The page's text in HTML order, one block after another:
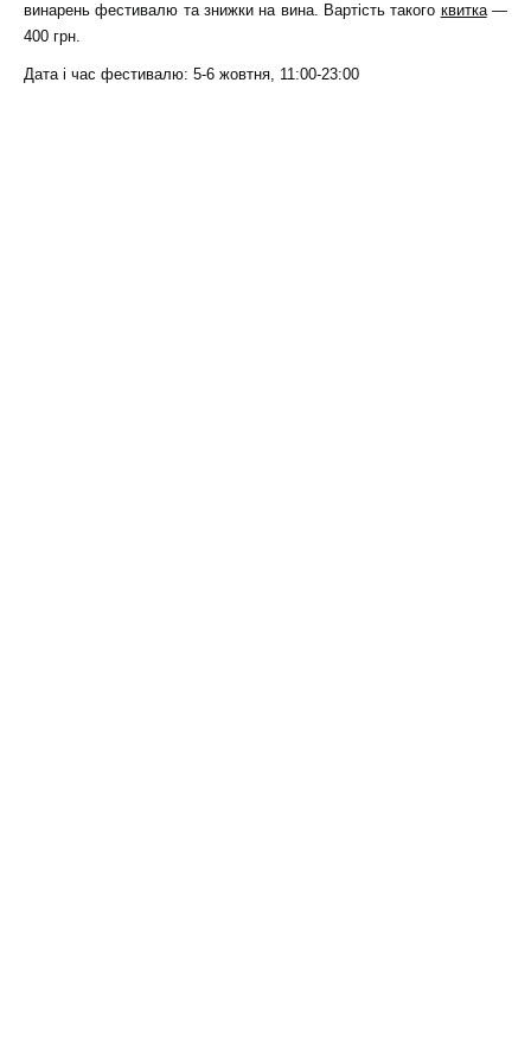
винарень фестивалю та знижки на вина. Вартість такого квитка—
400 грн.
Дата і час фестивалю: 5-6 жовтня, 11:00-23:00